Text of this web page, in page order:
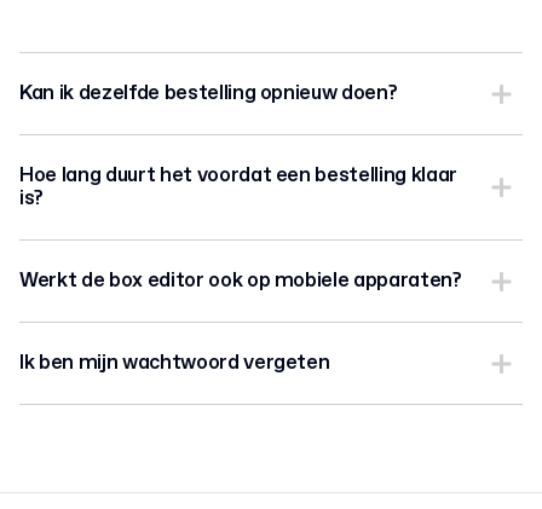
Kan ik dezelfde bestelling opnieuw doen?
Hoe lang duurt het voordat een bestelling klaar
is?
Werkt de box editor ook op mobiele apparaten?
Ik ben mijn wachtwoord vergeten